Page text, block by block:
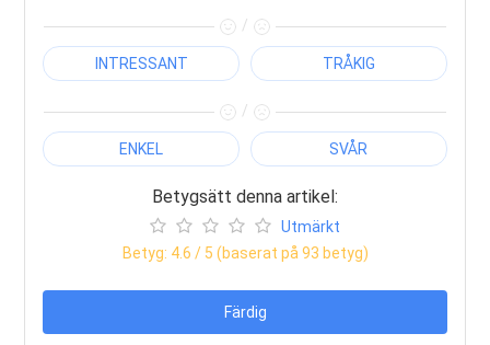
/
INTRESSANT TRÅKIG
/
ENKEL SVÅR
Betygsätt denna artikel:
Utmärkt
Betyg: 4.6 / 5 (baserat på 93 betyg)
Färdig